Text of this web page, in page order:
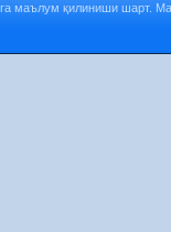
маълум қилиниши шарт.